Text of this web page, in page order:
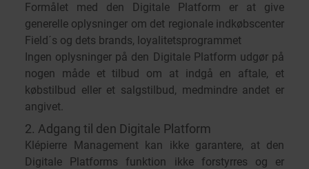
Formålet med den Digitale Platform er at give
generelle oplysninger om det regionale indkøbscenter
Field´s og dets brands, loyalitetsprogrammet
Ingen oplysninger på den Digitale Platform udgør på
nogen måde et tilbud om at indgå en aftale, et
købstilbud eller et salgstilbud, medmindre andet er
angivet.
2. Adgang til den Digitale Platform
Klépierre Management kan ikke garantere, at den
Digitale Platforms funktion ikke forstyrres og er